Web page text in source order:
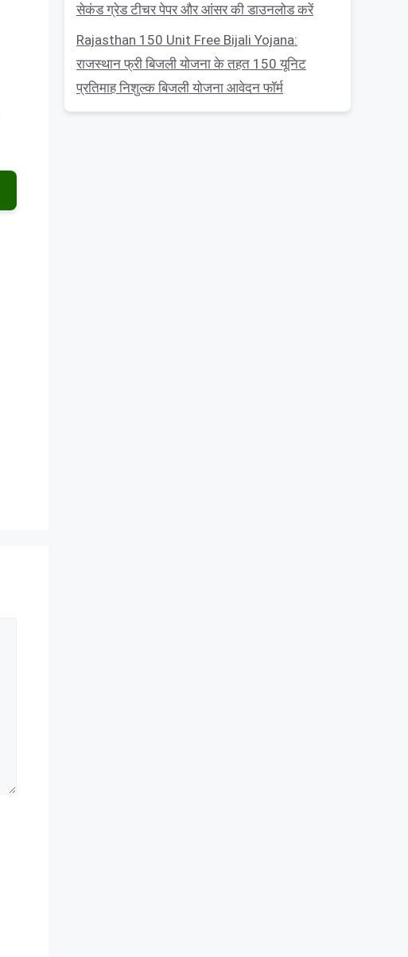
सेकंड ग्रेड टीचर पेपर और आंसर की डाउनलोड करें
Rajasthan 150 Unit Free Bijali Yojana:
राजस्थान फ्री बिजली योजना के तहत 150 यूनिट
प्रतिमाह निशुल्क बिजली योजना आवेदन फॉर्म